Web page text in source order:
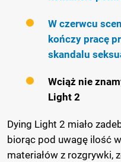
W czerwcu
kończy pracę
skandalu
Wciąż nie
Light 2
Dying Light 2 miało
biorąc pod uwagę ilość
materiałów z rozgrywki,